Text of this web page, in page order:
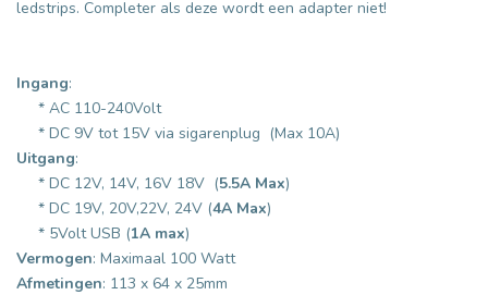
ledstrips. Completer als deze wordt een adapter niet!
Ingang:
* AC 110-240Volt
* DC 9V tot 15V via sigarenplug (Max 10A)
Uitgang:
* DC 12V, 14V, 16V 18V (5.5A Max)
* DC 19V, 20V,22V, 24V (4A Max)
* 5Volt USB (1A max)
Vermogen: Maximaal 100 Watt
Afmetingen: 113 x 64 x 25mm